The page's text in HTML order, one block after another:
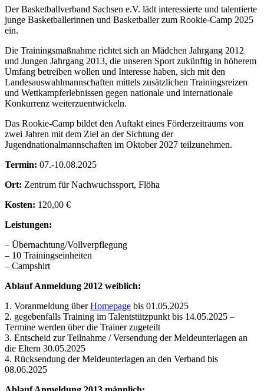
Der Basketballverband Sachsen e.V. lädt interessierte und talentierte
junge Basketballerinnen und Basketballer zum Rookie-Camp 2025
ein.
Die Trainingsmaßnahme richtet sich an Mädchen Jahrgang 2012
und Jungen Jahrgang 2013, die unseren Sport zukünftig in höherem
Umfang betreiben wollen und Interesse haben, sich mit den
Landesauswahlmannschaften mittels zusätzlichen Trainingsreizen
und Wettkampferlebnissen gegen nationale und internationale
Konkurrenz weiterzuentwickeln.
Das Rookie-Camp bildet den Auftakt eines Förderzeitraums von
zwei Jahren mit dem Ziel an der Sichtung der
Jugendnationalmannschaften im Oktober 2027 teilzunehmen.
Termin: 07.-10.08.2025
Ort: Zentrum für Nachwuchssport, Flöha
Kosten: 120,00 €
Leistungen:
– Übernachtung/Vollverpflegung
– 10 Trainingseinheiten
– Campshirt
Ablauf Anmeldung 2012 weiblich:
1. Voranmeldung überHomepage bis 01.05.2025
2. gegebenfalls Training im Talentstützpunkt bis 14.05.2025 –
Termine werden über die Trainer zugeteilt
3. Entscheid zur Teilnahme / Versendung der Meldeunterlagen an
die Eltern 30.05.2025
4. Rücksendung der Meldeunterlagen an den Verband bis
08.06.2025